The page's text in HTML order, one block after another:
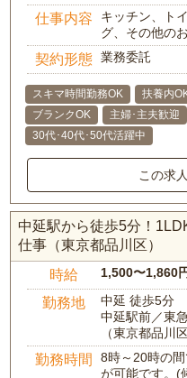
仕事内容
キッチン、ト
グ、その他の
契約形態 業務委託
スキマ時間勤務OK 扶養内
ブランクOK
主婦･主夫歓迎
30代･40代･50代活躍中
この求
中延駅から徒歩5分！
仕事（東京都品川区）
時給 1,500〜1,860
勤務地
中延 徒歩5分
中延駅前／東
（東京都品川
勤務時間
8時～20時の
が可能です。(